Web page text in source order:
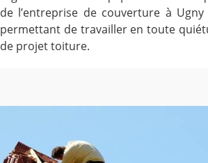
de l’entreprise de couverture à
permettant de travailler en toute
de projet toiture.